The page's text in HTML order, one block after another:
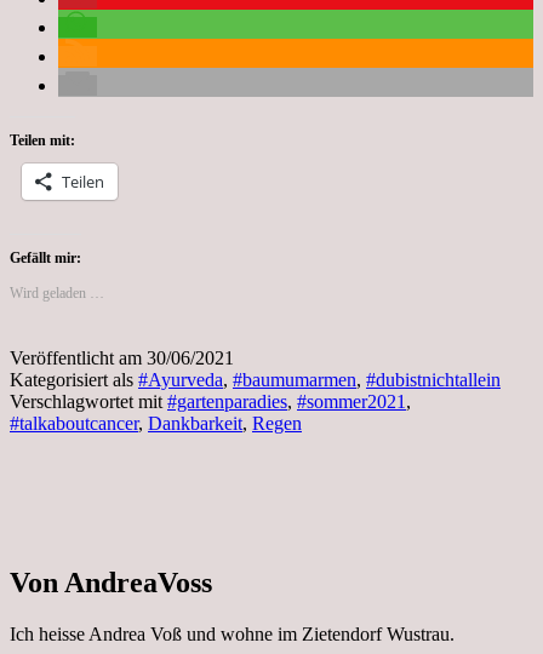
Teilen mit:
Teilen
Gefällt mir:
Wird geladen …
Veröffentlicht am 30/06/2021
Kategorisiert als #Ayurveda, #baumumarmen, #dubistnichtallein
Verschlagwortet mit #gartenparadies, #sommer2021 ,
#talkaboutcancer, Dankbarkeit, Regen
Von AndreaVoss
Ich heisse Andrea Voß und wohne im Zietendorf Wustrau.